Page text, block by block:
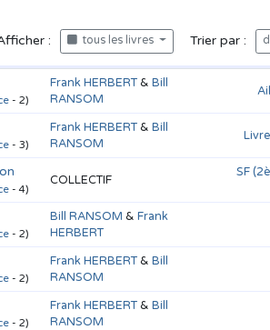
: tous les livres Trier par :
- 2)
Frank HERBERT& Bill
RANSOM
- 3)
Frank HERBERT& Bill
RANSOM
- 4)
COLLECTIF
SF
- 2)
Bill RANSOM & Frank
HERBERT
- 2)
Frank HERBERT& Bill
RANSOM
- 2)
Frank HERBERT& Bill
RANSOM